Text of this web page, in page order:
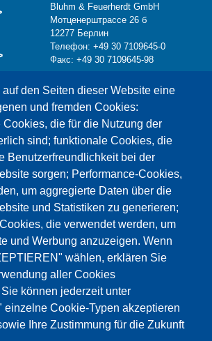
den Seiten dieser Website eine
und fremden Cookies:
Cookies, die für die Nutzung der
sind; funktionale Cookies, die
Benutzerfreundlichkeit bei der
sorgen; Performance-Cookies,
um aggregierte Daten über die
und Statistiken zu generieren;
die verwendet werden, um
und Werbung anzuzeigen. Wenn
wählen, erklären Sie
aller Cookies
können jederzeit unter
einzelne Cookie-Typen akzeptieren
Ihre Zustimmung für die Zukunft
Bluhm & Feuerherdt GmbH
Мотценерштрассе 26 б
12277 Берлин
Телефон: +49 30 7109645-0
Факс: +49 30 7109645-98
info@testing.de
заблокирован, потому что
Google Maps не были приняты.
ПРИНЯТЬ ТОЛЬКО
COOKIE GOOGLE MAPS.
Cookies akzeptieren